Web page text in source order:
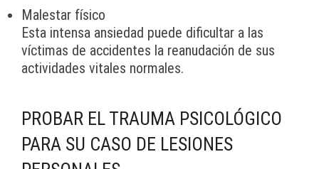
Malestar físico
Esta intensa ansiedad puede dificultar a las
víctimas de accidentes la reanudación de sus
actividades vitales normales.
PROBAR EL TRAUMA PSICOLÓGICO
PARA SU CASO DE LESIONES